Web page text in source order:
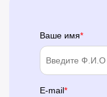
Ваше имя
E-mail